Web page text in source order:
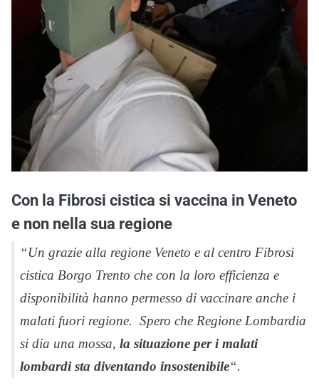
Con la Fibrosi cistica si vaccina in Veneto
e non nella sua regione
“Un grazie alla regione Veneto e al centro Fibrosi
cistica Borgo Trento che con la loro efficienza e
disponibilità hanno permesso di vaccinare anche i
malati fuori regione. Spero che Regione Lombardia
si dia una mossa, la situazione per i malati
lombardi sta diventando insostenibile“.